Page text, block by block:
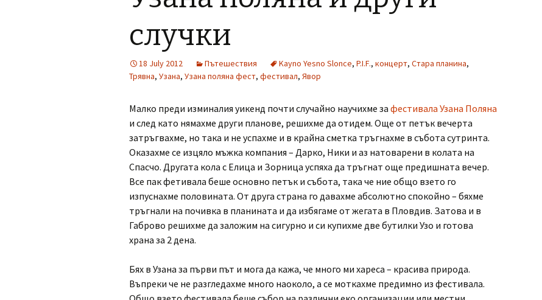
случки
18 July 2012 Пътешествия Kayno Yesno Slonce, P.I.F., концерт, Стара планина,
Трявна, Узана, Узана поляна фест, фестивал, Явор
Малко преди изминалия уикенд почти случайно научихме за фестивала Узана Поляна
и след като нямахме други планове, решихме да отидем. Още от петък вечерта
затръгвахме, но така и не успахме и в крайна сметка тръгнахме в събота сутринта.
Оказахме се изцяло мъжка компания – Дарко, Ники и аз натоварени в колата на
Спасчо. Другата кола с Елица и Зорница успяха да тръгнат още предишната вечер.
Все пак фетивала беше основно петък и събота, така че ние общо взето го
изпуснахме половината. От друга страна го давахме абсолютно спокойно – бяхме
тръгнали на почивка в планината и да избягаме от жегата в Пловдив. Затова и в
Габрово решихме да заложим на сигурно и си купихме две бутилки Узо и готова
храна за 2 дена.
Бях в Узана за първи път и мога да кажа, че много ми хареса – красива природа.
Въпреки че не разгледахме много наоколо, а се моткахме предимно из фестивала.